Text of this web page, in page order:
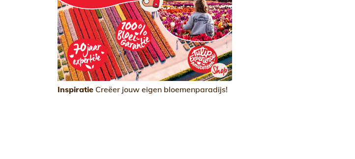
Inspiratie Creëer jouw eigen bloemenparadijs!